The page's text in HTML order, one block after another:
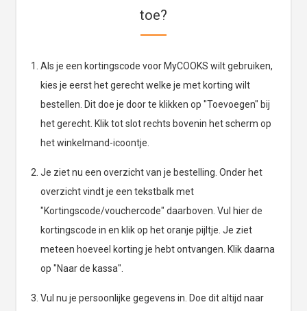
toe?
Als je een kortingscode voor MyCOOKS wilt gebruiken,
kies je eerst het gerecht welke je met korting wilt
bestellen. Dit doe je door te klikken op "Toevoegen" bij
het gerecht. Klik tot slot rechts bovenin het scherm op
het winkelmand-icoontje.
Je ziet nu een overzicht van je bestelling. Onder het
overzicht vindt je een tekstbalk met
"Kortingscode/vouchercode" daarboven. Vul hier de
kortingscode in en klik op het oranje pijltje. Je ziet
meteen hoeveel korting je hebt ontvangen. Klik daarna
op "Naar de kassa".
Vul nu je persoonlijke gegevens in. Doe dit altijd naar